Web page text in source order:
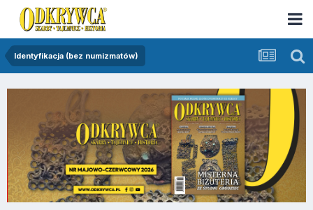
Identyfikacja (bez numizmatów)